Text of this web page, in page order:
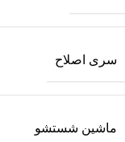
سری اصلاح
ماشین شستشو